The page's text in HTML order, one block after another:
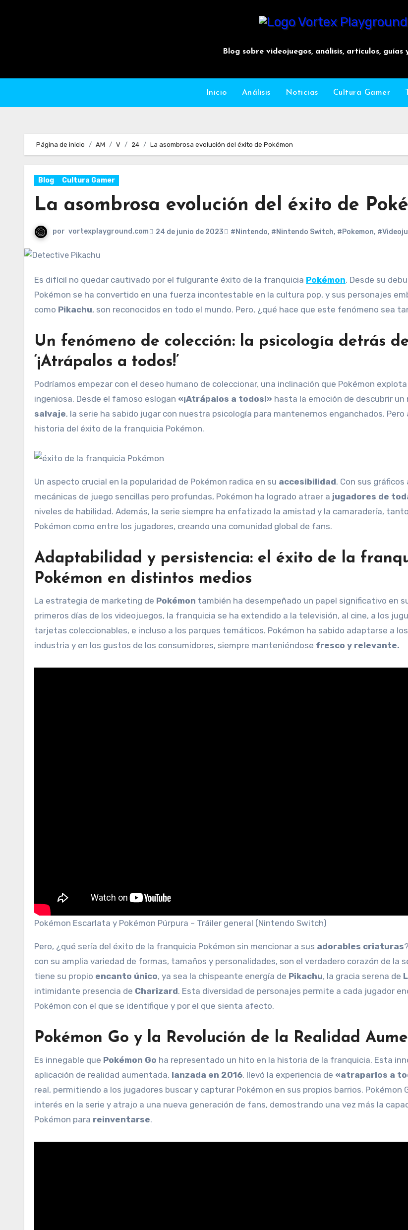
Vortex
Blog sobre videojuegos, análisis, artículos, guías
Inicio Análisis Noticias Cultura Gamer
Página de inicio AM V 24 La asombrosa evolución del éxito de Pokémon
Blog Cultura Gamer
La asombrosa evolución del éxito de
por vortexplayground.com 24 de junio de 2023 #Nintendo, #Nintendo Switch, #Pokemon,
Es difícil no quedar cautivado por el fulgurante éxito de la franquicia Pokémon. Desde su
Pokémon se ha convertido en una fuerza incontestable en la cultura pop, y sus personajes
como Pikachu, son reconocidos en todo el mundo. Pero, ¿qué hace que este fenómeno sea
Un fenómeno de colección: la psicología detrás
‘¡Atrápalos a todos!’
Podríamos empezar con el deseo humano de coleccionar, una inclinación que Pokémon
ingeniosa. Desde el famoso eslogan «¡Atrápalos a todos!» hasta la emoción de descubrir un
salvaje, la serie ha sabido jugar con nuestra psicología para mantenernos enganchados. Pero
historia del éxito de la franquicia Pokémon.
Un aspecto crucial en la popularidad de Pokémon radica en su accesibilidad. Con sus gráficos
mecánicas de juego sencillas pero profundas, Pokémon ha logrado atraer a jugadores de
niveles de habilidad. Además, la serie siempre ha enfatizado la amistad y la camaradería,
Pokémon como entre los jugadores, creando una comunidad global de fans.
Adaptabilidad y persistencia: el éxito de la
Pokémon en distintos medios
La estrategia de marketing de Pokémon también ha desempeñado un papel significativo en
primeros días de los videojuegos, la franquicia se ha extendido a la televisión, al cine, a los
tarjetas coleccionables, e incluso a los parques temáticos. Pokémon ha sabido adaptarse a
industria y en los gustos de los consumidores, siempre manteniéndose fresco y relevante.
Pokémon Escarlata y Pokémon Púrpura – Tráiler general (Nintendo Switch)
Pero, ¿qué sería del éxito de la franquicia Pokémon sin mencionar a sus adorables criaturas
con su amplia variedad de formas, tamaños y personalidades, son el verdadero corazón de la
tiene su propio encanto único, ya sea la chispeante energía de Pikachu, la gracia serena de
intimidante presencia de Charizard. Esta diversidad de personajes permite a cada jugador
Pokémon con el que se identifique y por el que sienta afecto.
Pokémon Go y la Revolución de la Realidad
Es innegable que Pokémon Go ha representado un hito en la historia de la franquicia. Esta
aplicación de realidad aumentada, lanzada en 2016, llevó la experiencia de «atraparlos a
real, permitiendo a los jugadores buscar y capturar Pokémon en sus propios barrios. Pokémon
interés en la serie y atrajo a una nueva generación de fans, demostrando una vez más la
Pokémon para reinventarse.